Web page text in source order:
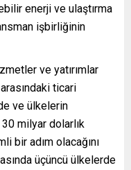
enerji ve ulaştırma
işbirliğinin
ve yatırımlar
ticari
ve ülkelerin
milyar dolarlık
bir adım olacağını
üçüncü ülkelerde